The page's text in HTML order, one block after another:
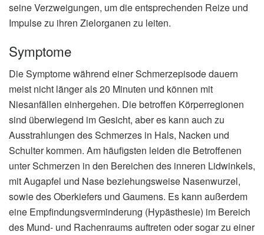
seine Verzweigungen, um die entsprechenden Reize und
Impulse zu ihren Zielorganen zu leiten.
Symptome
Die Symptome während einer Schmerzepisode dauern
meist nicht länger als 20 Minuten und können mit
Niesanfällen einhergehen. Die betroffen Körperregionen
sind überwiegend im Gesicht, aber es kann auch zu
Ausstrahlungen des Schmerzes in Hals, Nacken und
Schulter kommen. Am häufigsten leiden die Betroffenen
unter Schmerzen in den Bereichen des inneren Lidwinkels,
mit Augapfel und Nase beziehungsweise Nasenwurzel,
sowie des Oberkiefers und Gaumens. Es kann außerdem
eine Empfindungsverminderung (Hypästhesie) im Bereich
des Mund- und Rachenraums auftreten oder sogar zu einer